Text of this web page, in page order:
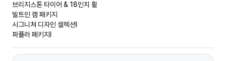
브리지스톤 타이어 & 18인치 휠
빌트인 캠 패키지
시그니쳐 디자인 셀렉션Ⅰ
파퓰러 패키지Ⅰ